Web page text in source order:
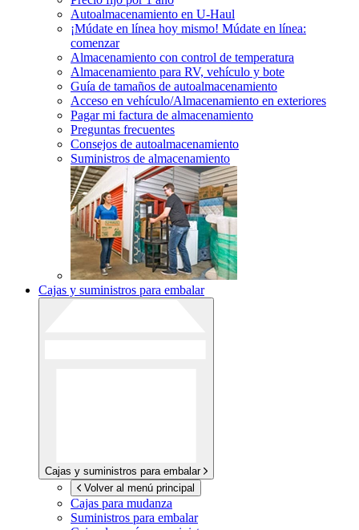
Autoalmacenamiento en U-Haul
¡Múdate en línea hoy mismo! Múdate en línea:
comenzar
Almacenamiento con control de temperatura
Almacenamiento para RV, vehículo y bote
Guía de tamaños de autoalmacenamiento
Acceso en vehículo/Almacenamiento en exteriores
Pagar mi factura de almacenamiento
Preguntas frecuentes
Consejos de autoalmacenamiento
Suministros de almacenamiento
Cajas y suministros para embalar
Cajas y suministros para embalar
Volver al menú principal
Cajas para mudanza
Suministros para embalar